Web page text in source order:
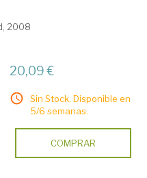
2008
20,09 €
Sin Stock. Disponible en
5/6 semanas.
COMPRAR